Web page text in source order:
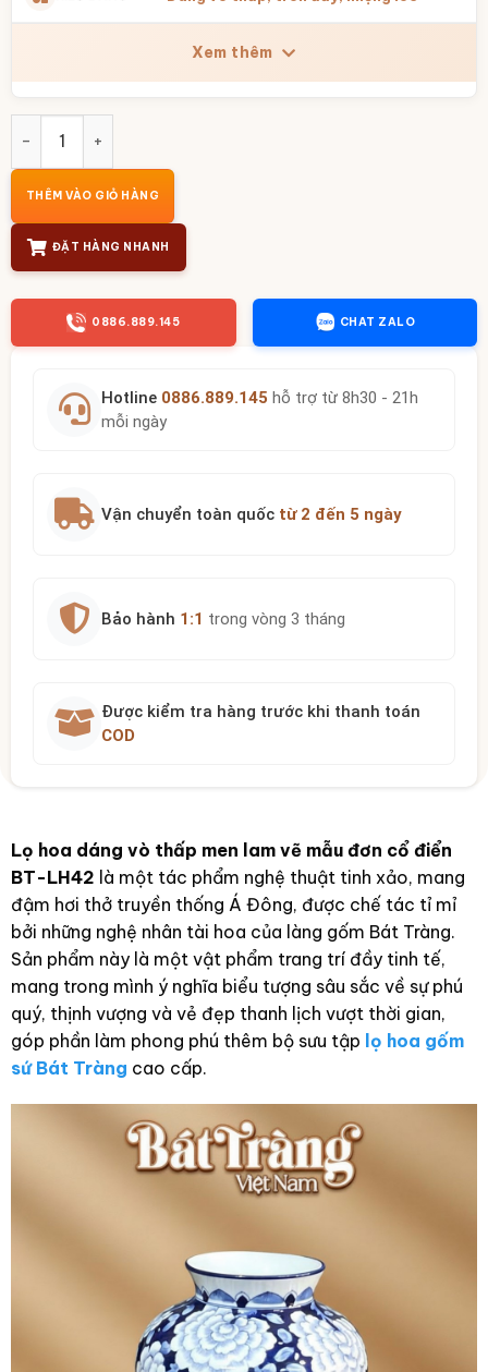
Xem thêm
THÊM VÀO GIỎ HÀNG
ĐẶT HÀNG NHANH
0886.889.145 CHAT ZALO
Hotline 0886.889.145 hỗ trợ từ 8h30 - 21h
mỗi ngày
Vận chuyển toàn quốc từ 2 đến 5 ngày
Bảo hành 1:1 trong vòng 3 tháng
Được kiểm tra hàng trước khi thanh toán
COD
Lọ hoa dáng vò thấp men lam vẽ mẫu đơn cổ điển
BT-LH42 là một tác phẩm nghệ thuật tinh xảo, mang
đậm hơi thở truyền thống Á Đông, được chế tác tỉ mỉ
bởi những nghệ nhân tài hoa của làng gốm Bát Tràng.
Sản phẩm này là một vật phẩm trang trí đầy tinh tế,
mang trong mình ý nghĩa biểu tượng sâu sắc về sự phú
quý, thịnh vượng và vẻ đẹp thanh lịch vượt thời gian,
góp phần làm phong phú thêm bộ sưu tập lọ hoa gốm
sứ Bát Tràng cao cấp.